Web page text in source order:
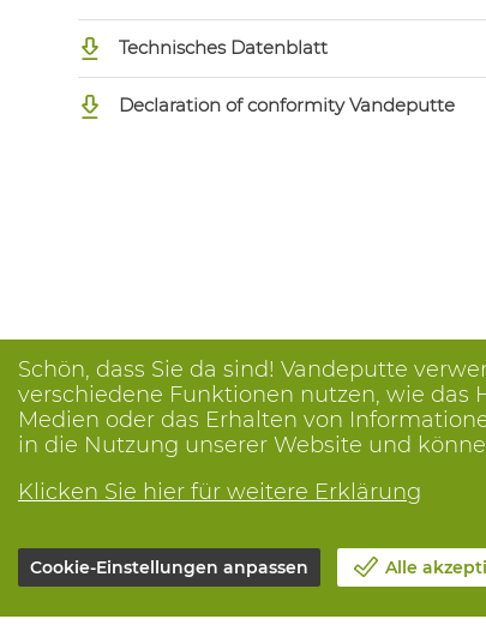
Technisches Datenblatt
Declaration of conformity Vandeputte
Schön, dass Sie da sind! Vandeputte
verschiedene Funktionen nutzen, wie das
Medien oder das Erhalten von
in die Nutzung unserer Website und
Klicken Sie hier für weitere Erklärung
Cookie-Einstellungen anpassen Alle